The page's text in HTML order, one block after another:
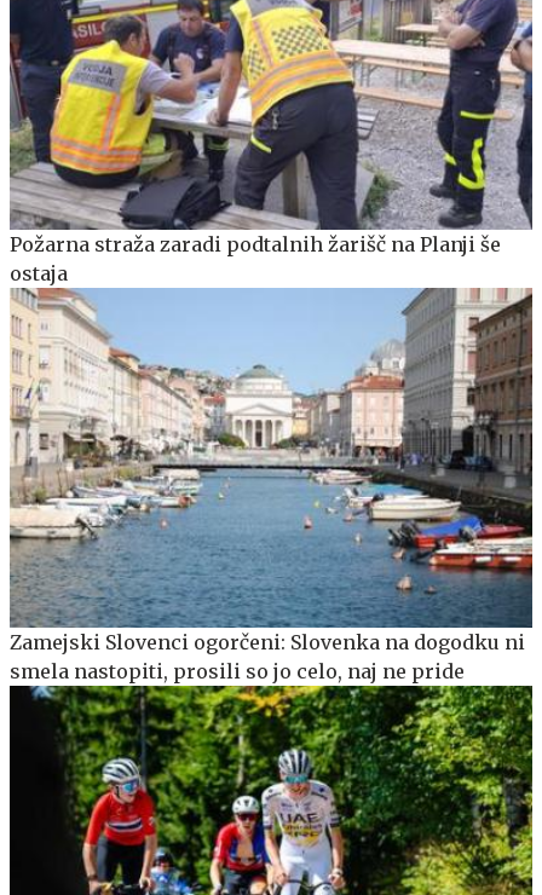
Požarna straža zaradi podtalnih žarišč na Planji še
ostaja
Zamejski Slovenci ogorčeni: Slovenka na dogodku ni
smela nastopiti, prosili so jo celo, naj ne pride